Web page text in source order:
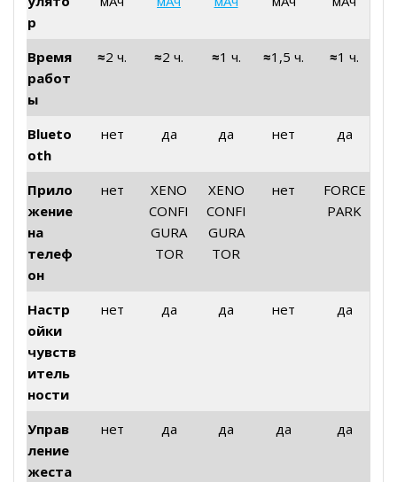
р
Время
работ
ы
≈2 ч. ≈2 ч. ≈1 ч. ≈1,5 ч. ≈1 ч.
Blueto
oth
нет да да нет да
Прило
жение
на
телеф
он
нет
XENO
CONFI
GURA
TOR
XENO
CONFI
GURA
TOR
нет
FORCE
PARK
Настр
ойки
чувств
итель
ности
нет да да нет да
Управ
ление
жеста
нет да да да да